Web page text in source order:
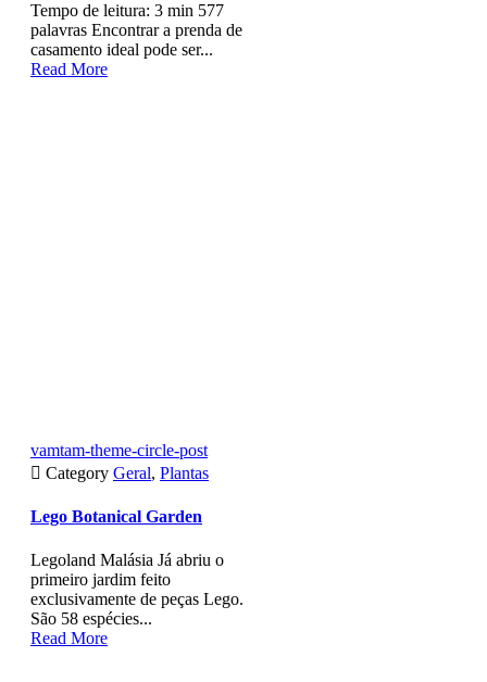
Tempo de leitura: 3 min 577
palavras Encontrar a prenda de
casamento ideal pode ser...
Read More
vamtam-theme-circle-post
 Category Geral, Plantas
Lego Botanical Garden
Legoland Malásia Já abriu o
primeiro jardim feito
exclusivamente de peças Lego.
São 58 espécies...
Read More